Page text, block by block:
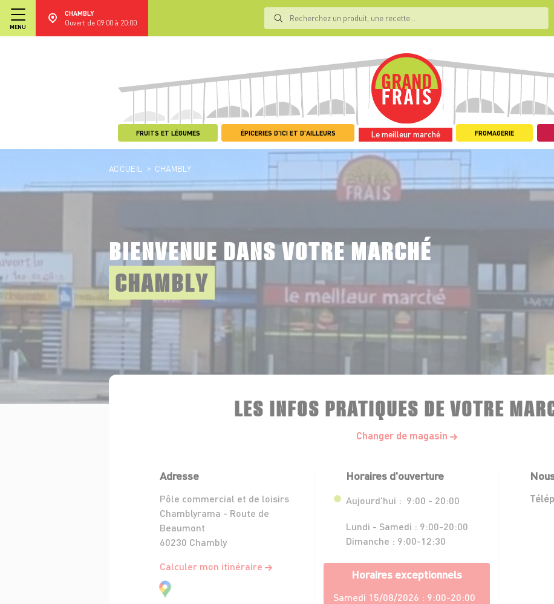
MENU
CHAMBLY
Ouvert de 09:00 à 20:00
FRUITS ET LÉGUMES ÉPICERIES D'ICI ET D'AILLEURS Le meilleur marché FROMAGERIE
ACCUEIL > CHAMBLY
BIENVENUE DANS VOTRE MARCHÉ
CHAMBLY
LES INFOS PRATIQUES DE VOTRE
Changer de magasin
Adresse
Pôle commercial et de loisirs
Chamblyrama - Route de
Beaumont
60230 Chambly
Calculer mon itinéraire
Horaires d'ouverture
Aujourd'hui : 9:00 - 20:00
Lundi - Samedi : 9:00-20:00
Dimanche : 9:00-12:30
Horaires exceptionnels
Samedi 15/08/2026 : 9:00-20:00